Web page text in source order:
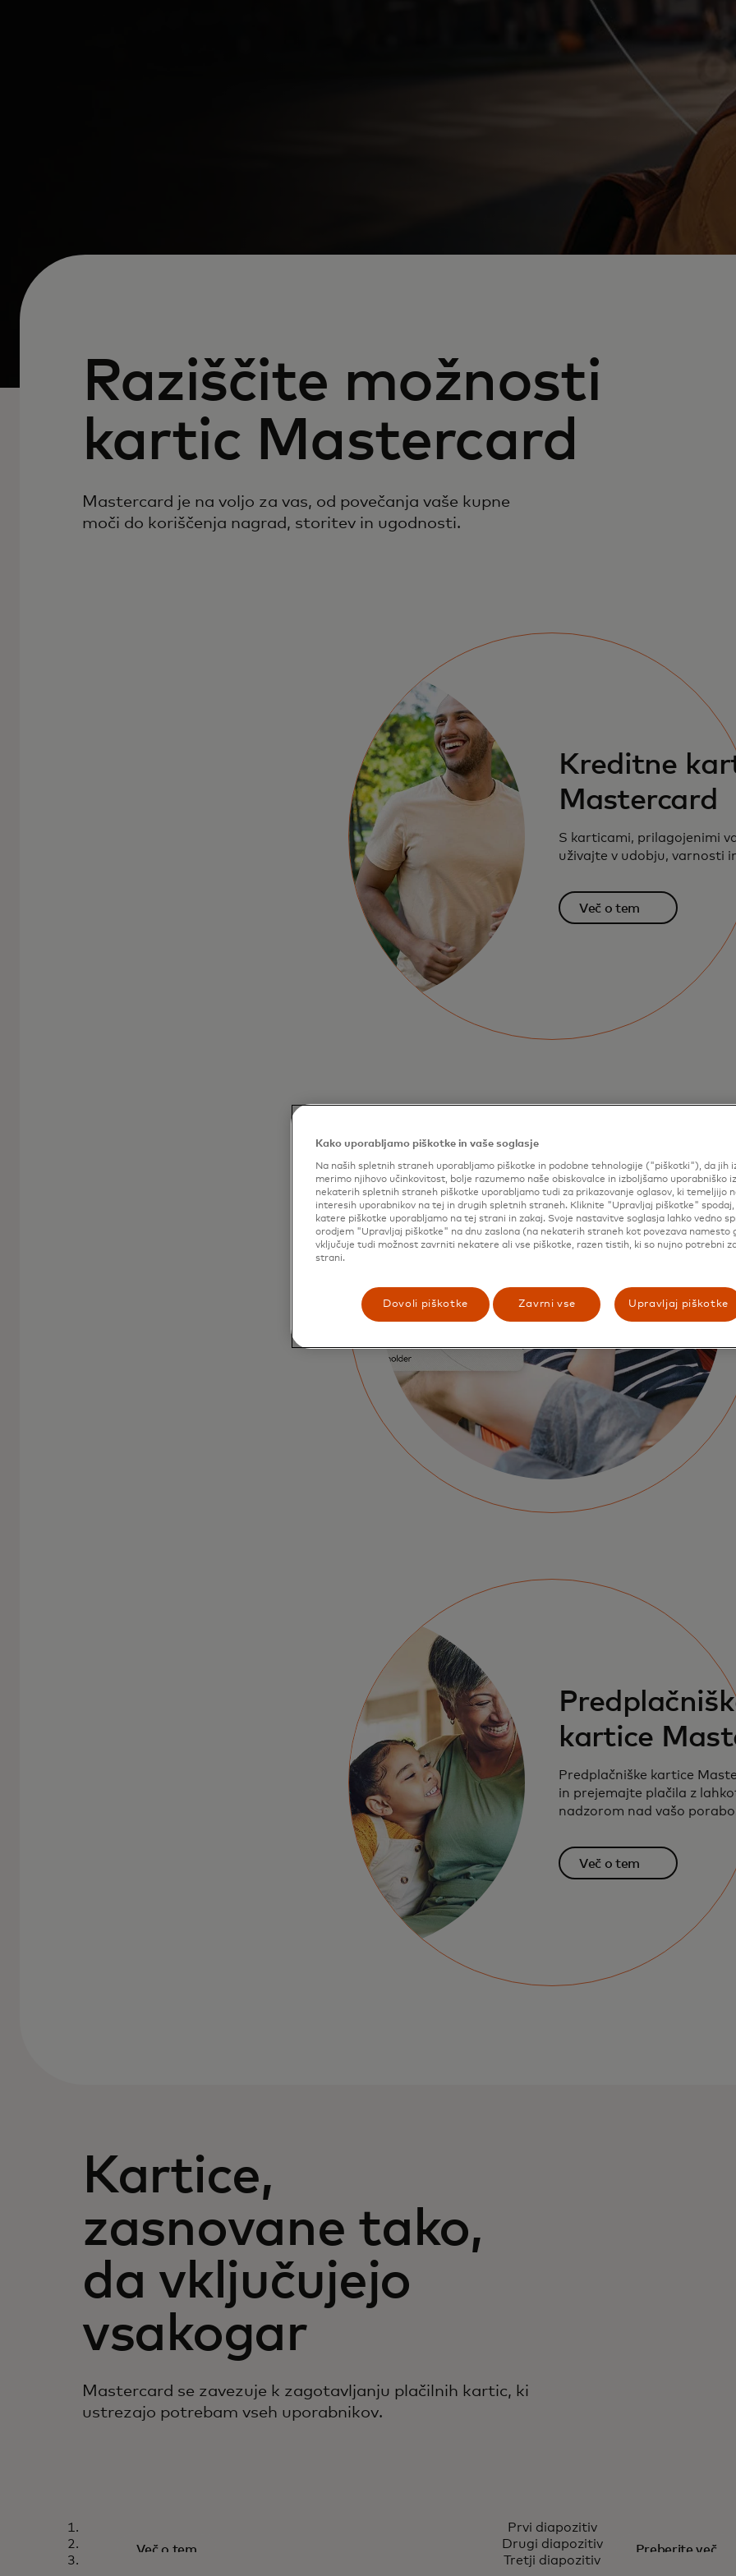
Raziščite možnosti
kartic Mastercard
Mastercard je na voljo za vas, od povečanja vaše kupne
moči do koriščenja nagrad, storitev in ugodnosti.
Kreditne
Mastercard
S karticami, prilagojenimi
uživajte v udobju, varnosti
Več o tem
kartice
Predplačniške kartice
in prejemajte plačila z
nadzorom nad vašo
Več o tem
Kartice,
zasnovane tako,
da vključujejo
vsakogar
Mastercard se zavezuje k zagotavljanju plačilnih kartic, ki
ustrezajo potrebam vseh uporabnikov.
Svet, zasnovan za vse nas
Več o tem
Biti svoj
Preberite več
Prvi diapozitiv
Drugi diapozitiv
Tretji diapozitiv
Kako uporabljamo piškotke in vaše soglasje
Na naših spletnih straneh uporabljamo piškotke in podobne tehnologije ("piškotki"), da jih
merimo njihovo učinkovitost, bolje razumemo naše obiskovalce in izboljšamo uporabniško
nekaterih spletnih straneh piškotke uporabljamo tudi za prikazovanje oglasov, ki temeljijo
interesih uporabnikov na tej in drugih spletnih straneh. Kliknite "Upravljaj piškotke" spodaj,
katere piškotke uporabljamo na tej strani in zakaj. Svoje nastavitve soglasja lahko vedno
orodjem "Upravljaj piškotke" na dnu zaslona (na nekaterih straneh kot povezava namesto
vključuje tudi možnost zavrniti nekatere ali vse piškotke, razen tistih, ki so nujno potrebni
strani.
Dovoli piškotke Zavrni vse Upravljaj piškotke